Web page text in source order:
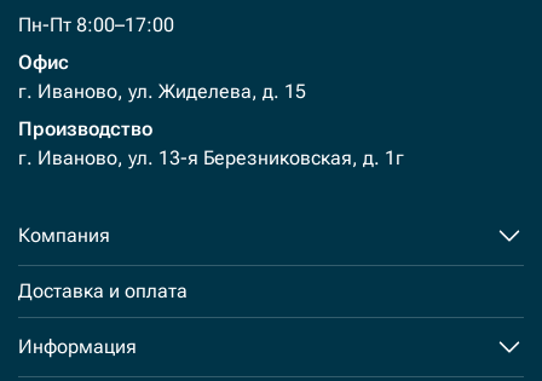
Пн-Пт 8:00–17:00
Офис
г. Иваново, ул. Жиделева, д. 15
Производство
г. Иваново, ул. 13-я Березниковская, д. 1г
Компания
Доставка и оплата
Информация